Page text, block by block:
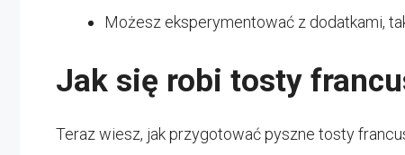
Możesz eksperymentować z dodatkami,
Jak się robi tosty
Teraz wiesz, jak przygotować pyszne tosty